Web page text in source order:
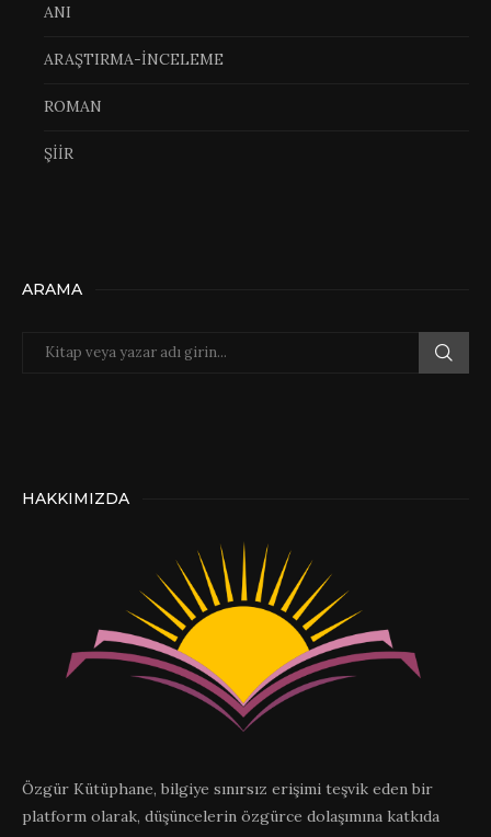
ANI
ARAŞTIRMA-İNCELEME
ROMAN
ŞİİR
ARAMA
HAKKIMIZDA
Özgür Kütüphane, bilgiye sınırsız erişimi teşvik eden bir
platform olarak, düşüncelerin özgürce dolaşımına katkıda